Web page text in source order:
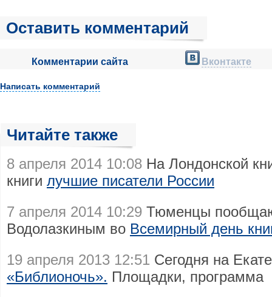
Оставить комментарий
Комментарии сайта Вконтакте
Написать комментарий
Читайте также
8 апреля 2014 10:08 На Лондонской
книги лучшие писатели России
7 апреля 2014 10:29 Тюменцы
Водолазкиным во Всемирный день
19 апреля 2013 12:51 Сегодня на
«Библионочь». Площадки, программа